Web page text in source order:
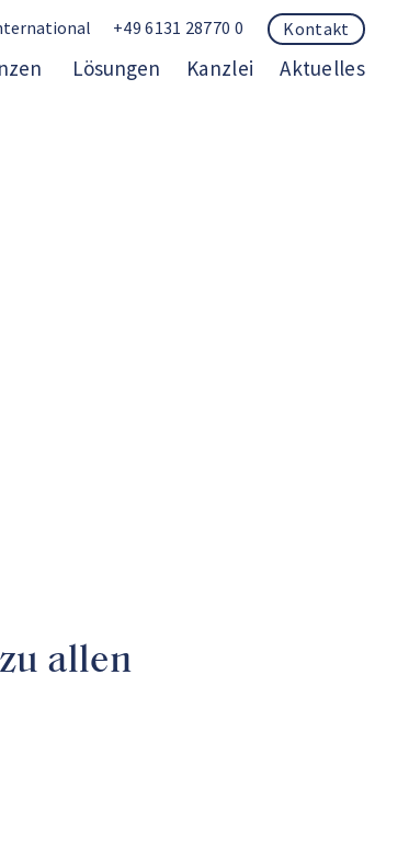
+49 6131 28770 0 Kontakt
Lösungen Kanzlei Aktuelles
allen